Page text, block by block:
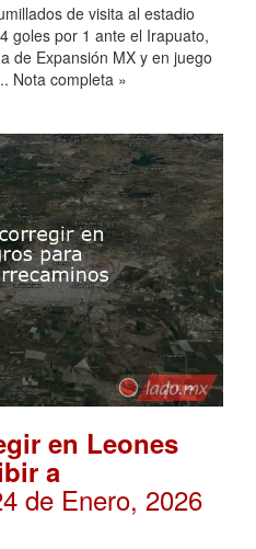
de visita al estadio
goles por 1 ante el Irapuato,
de Expansión MX y en juego
Nota completa »
en Leones
a
de Enero, 2026